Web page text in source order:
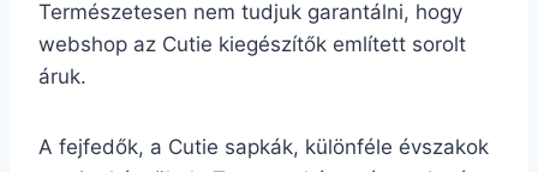
Természetesen nem tudjuk garantálni, hogy
webshop az Cutie kiegészítők említett sorolt
áruk.
A fejfedők, a Cutie sapkák, különféle évszakok